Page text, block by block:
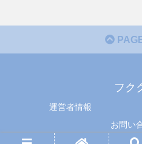
フク
運営者情報
お問い